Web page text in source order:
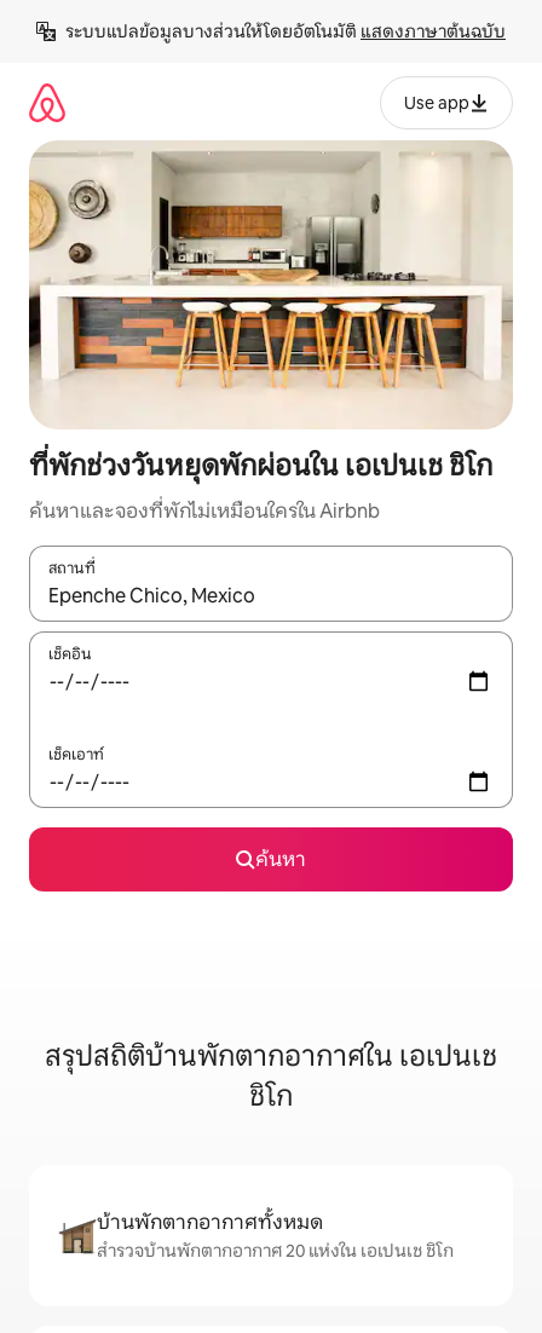
เนื้อหา
ระบบแปลข้อมูลบางส่วนให้โดยอัตโนมัติ แสดงภาษาต้นฉบับ
Use app
ที่พักช่วงวันหยุดพักผ่อนใน เอเปนเช ชิโก
ค้นหาและจองที่พักไม่เหมือนใครใน Airbnb
สถานที่
ใช้ลูกศรขึ้นลง หรือใช้การสัมผัสหรือปัด เพื่อสำรวจผลการค้นหา
เช็คอิน
เช็คเอาท์
ค้นหา
สรุปสถิติบ้านพักตากอากาศใน เอเปนเช
ชิโก
บ้านพักตากอากาศทั้งหมด
สำรวจบ้านพักตากอากาศ 20 แห่งใน เอเปนเช ชิโก